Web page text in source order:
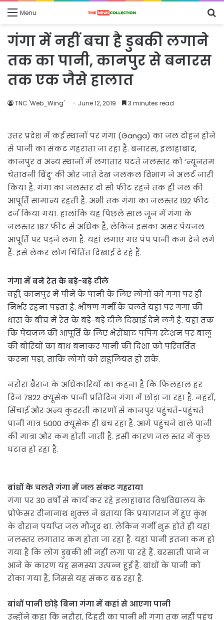
Menu
गंगा में नहीं बचा है डुबकी लगाने
तक का पानी, कानपुर से बनारस
तक एक जैसे हालात
TNC 'Web_Wing' June 12, 2019 3 minutes read
उत्तर प्रदेश में कई स्थानों पर गंगा (Ganga) का जल दोहन होने
से पानी का संकट गहराता जा रहा है. बनारस, इलाहाबाद,
कानपुर व अन्य स्थानों में लगातार घटते जलस्तर को ‘न्यूनतम
चेतावनी बिंदु’ की ओर जाते देख जलकल विभाग ने अलर्ट जारी
किया है. गंगा का जलस्तर दो सौ फीट रहने तक ही जल की
आपूर्ति सामान्य रहती है. अभी तक गंगा का जलस्तर 192 फीट
दर्ज किया गया. हालांकि यह पिछले साल जून में गंगा के
जलस्तर 187 फीट से अधिक है, लेकिन इसका असर पेयजल
आपूर्ति पर पड़ने लगा है. यहां लगाए गए पंप पानी कम देने लगे
हैं. इसे लेकर लोग चिंतिंत दिखाई दे रहे हैं.
गंगा में बने रेत के बड़े-बड़े टीले
वहीं, कानपुर में पीने के पानी के लिए लोगों को गंगा पर ही
निर्भर रहना पड़ता है. भीषण गर्मी के चलते यहां पर गंगा की
धारा के बीच में रेत के बड़े-बड़े टीले दिखाई देने लगे हैं. यहां तक
कि पेयजल की आपूर्ति के लिए भैरोंघाट पपिंग स्टेशन पर बालू
की बोरियों का बांध बनाकर पानी की दिशा को परिवर्तित
करना पड़ा, ताकि लोगों को सहूलियत हो सके.
नरौरा बैराज के अधिकारियों का कहना है कि फिलहाल हर
दिन 7822 क्यूसेक पानी प्रतिदिन गंगा में छोड़ा जा रहा है. नहरों,
सिंचाई और अन्य कुदरती कारणों से कानपुर पहुंचते-पहुंचते
पानी मात्र 5000 क्यूसेक ही बच रहा है. आगे पहुंचने वाले पानी
की मात्रा और कम होती जाती है. इसी कारण जल स्तर में कुछ
घटाव हो रहा है.
बांधों के चलते गंगा में जल संकट गहराया
गंगा पर 30 वर्षो से कार्य कर रहे इलाहाबाद विश्वविद्यालय के
प्रोफेसर दीनानाथ शुक्ल ने बताया कि प्रयागराज में हुए कुंभ
के दौरान पर्याप्त जल मौजूद था. लेकिन गर्मी शुरू होते ही यहां
जलस्तर लगातार कम होता जा रहा है. यहां पानी इतना कम हो
गया है कि लोग डुबकी भी नहीं लगा पा रहे हैं. बरसाती पाने न
आने के कारण यह समस्या उत्पन्न हुई है. बांधों के पानी को
रोका गया है, जिससे यह संकट बढ़ रहा है.
बांधों पानी छोड़े बिना गंगा में कहां से आएगा पानी
उन्होंने कहा कि नरौरा, टिहरी का पानी भी गंगा तक नहीं पहुंच